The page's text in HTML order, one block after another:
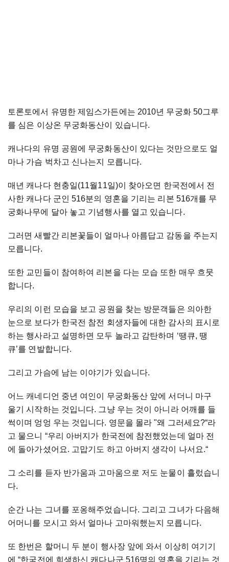
토론토에서 유명한 제임스가든에는 2010년 무궁화 50그루
를 심은 이상온 무궁화동산이 있습니다.
캐나다의 유명 공원에 무궁화동산이 있다는 것만으로도 얼
마나 가슴 벅차고 신나는지 모릅니다.
매년 캐나다 현충일(11월11일)이 찾아오면 한국전에서 전
사한 캐나다 군인 516분의 영혼을 기리는 리본 516개를 무
궁화나무에 달아 놓고 기념행사를 열고 있습니다.
그러면 새빨간 리본꽃들이 얼마나 아름답고 감동을 주는지
모릅니다.
또한 교민들이 참여하여 리본을 다는 모습 또한 매우 흐뭇
합니다.
우리의 이런 모습을 보고 공원을 찾는 방문객들은 의아한
눈으로 보다가 한국전 참전 회생자들에 대한 감사의 표시로
하는 행사라고 설명하면 모두 놀라고 감탄하며 ‘땡큐, 땡
큐’를 연발합니다.
그리고 가슴에 남는 이야기가 있습니다.
어느 캐네디언 중년 여인이 무궁화동산 앞에 서더니 마구
울기 시작하는 것입니다. 그냥 우는 것이 아니라 어깨를 들
썩이며 엉엉 우는 것입니다. 영문을 몰라 "왜 그러세요?“라
고 물으니 “우리 아버지가 한국전에 참전했었는데 얼마 전
에 돌아가셨어요. 고맙기도 하고 아버지 생각이 나서요.“
그 소리를 듣자 반가움과 고마움으로 저도 눈물이 흘렀습니
다.
순간 나는 그녀를 포옹해주었습니다. 그리고 그녀가 다음해
어머니를 모시고 와서 얼마나 고마워했는지 모릅니다.
또 한번은 할머니 두 분이 행사장 앞에 와서 이상히 여기기
에 “한국전에 희생하신 캐다나군 516명의 영혼을 기리는 것